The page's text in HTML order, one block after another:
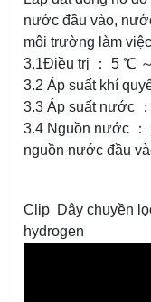
nước đầu vào,
môi trường làm
3.1Điều trị ： 5 ℃
3.2 Áp suất khí
3.3 Áp suất nước
3.4 Nguồn nước
nguồn nước đầu
Clip Dây chuyền
hydrogen